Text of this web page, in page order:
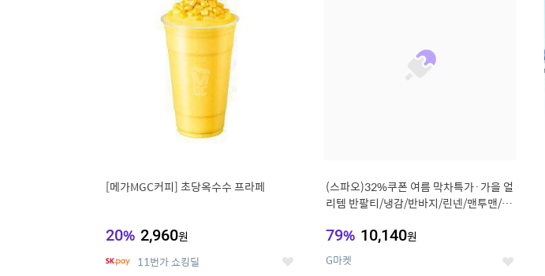
[메가MGC커피] 초당옥수수 프라페
20% 2,960원
11번가 쇼킹딜 좋
(스파오)32%쿠폰 여름 막차특가·가을 얼
리템 반팔티/냉감/반바지/린넨/맨투맨/슬
79% 10,140원
G마켓 좋